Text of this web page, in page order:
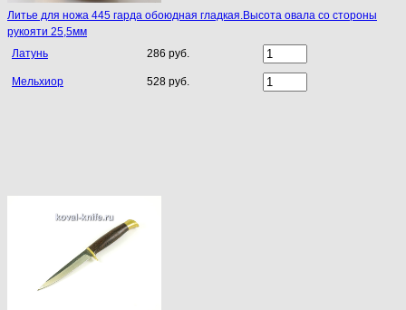
Литье для ножа 445 гарда обоюдная гладкая.Высота овала со стороны
рукояти 25,5мм
Латунь
286 руб.
Мельхиор 528 руб.